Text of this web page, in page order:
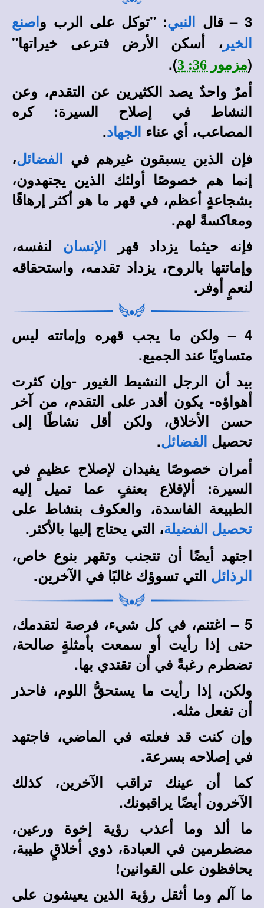
3 – قال النبي: "توكل على الرب و اصنع
الخير ، أسكن الأرض فترعى خيراتها"
(مزمور 36: 3
).
أمرٌ واحدٌ يصد الكثيرين عن التقدم، وعن
النشاط في إصلاح السيرة: كره
المصاعب، أي عناء
الجهاد.
فإن الذين يسبقون غيرهم في
الفضائل،
إنما هم خصوصًا أولئك الذين يجتهدون،
بشجاعةٍ أعظم، في قهر ما هو أكثر إرهاقًا
ومعاكسةً لهم.
فإنه حيثما يزداد قهر
الإنسان
لنفسه،
وإماتتها بالروح، يزداد تقدمه، واستحقاقه
لنعمٍ أوفر.
4 – ولكن ما يجب قهره وإماتته ليس
متساويًا عند الجميع.
بيد أن الرجل النشيط الغيور -وإن كثرت
أهواؤه- يكون أقدر على التقدم، من آخر
حسن الأخلاق، ولكن أقل نشاطًا إلى
تحصيل
الفضائل.
أمران خصوصًا يفيدان لإصلاح عظيمٍ في
السيرة: ألإقلاع بعنفٍ عما تميل إليه
الطبيعة الفاسدة، والعكوف بنشاط على
تحصيل الفضيلة، التي يحتاج إليها بالأكثر.
اجتهد أيضًا أن تتجنب وتقهر بنوع خاص،
الرذائل التي تسوؤك غالبًا في الآخرين.
5 – اغتنم، في كل شيء، فرصة لتقدمك،
حتى إذا رأيت أو سمعت بأمثلةٍ صالحة،
تضطرم رغبةً في أن تقتدي بها.
ولكن، إذا رأيت ما يستحقُّ اللوم، فاحذر
أن تفعل مثله.
وإن كنت قد فعلته في الماضي، فاجتهد
في إصلاحه بسرعة.
كما أن عينك تراقب الآخرين، كذلك
الآخرون أيضًا يراقبونك.
ما ألذ وما أعذب رؤية إخوة ورعين،
مضطرمين في العبادة، ذوي أخلاقٍ طيبة،
يحافظون على القوانين!
ما آلم وما أثقل رؤية الذين يعيشون على